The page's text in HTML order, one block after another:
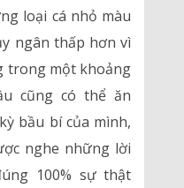
loại cá nhỏ màu
ngân thấp hơn vì
trong một khoảng
cũng có thể ăn
bầu bí của mình,
nghe những lời
100% sự thật